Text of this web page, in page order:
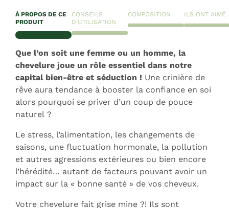
À PROPOS DE CE
PRODUIT
CONSEILS
D'UTILISATION
COMPOSITION ILS ONT AIMÉ
Que l’on soit une femme ou un homme, la
chevelure joue un rôle essentiel dans notre
capital bien-être et séduction ! Une crinière de
rêve aura tendance à booster la confiance en soi
alors pourquoi se priver d’un coup de pouce
naturel ?
Le stress, l’alimentation, les changements de
saisons, une fluctuation hormonale, la pollution
et autres agressions extérieures ou bien encore
l’hérédité… autant de facteurs pouvant avoir un
impact sur la « bonne santé » de vos cheveux.
Votre chevelure fait grise mine ?! Ils sont